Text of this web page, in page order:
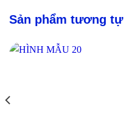
Sản phẩm tương tự